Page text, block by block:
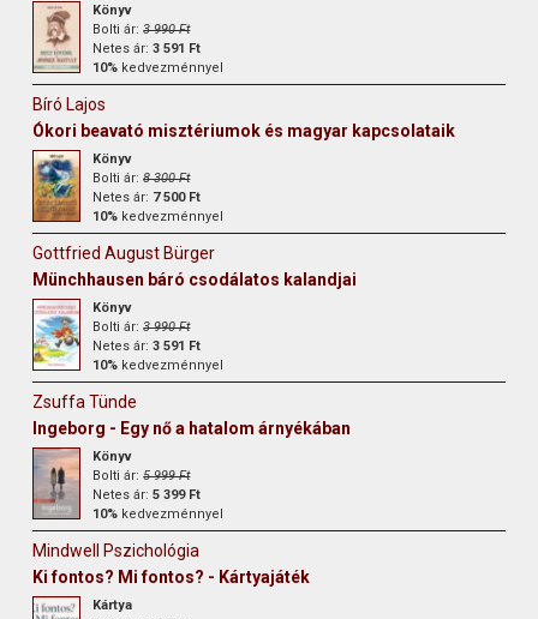
Könyv
Bolti ár:3 990 Ft
Netes ár:3 591 Ft
10% kedvezménnyel
Bíró Lajos
Ókori beavató misztériumok és magyar kapcsolataik
Könyv
Bolti ár:8 300 Ft
Netes ár: 7 500 Ft
10% kedvezménnyel
Gottfried August Bürger
Münchhausen báró csodálatos kalandjai
Könyv
Bolti ár:3 990 Ft
Netes ár:3 591 Ft
10% kedvezménnyel
Zsuffa Tünde
Ingeborg - Egy nő a hatalom árnyékában
Könyv
Bolti ár:5 999 Ft
Netes ár:5 399 Ft
10% kedvezménnyel
Mindwell Pszichológia
Ki fontos? Mi fontos? - Kártyajáték
Kártya